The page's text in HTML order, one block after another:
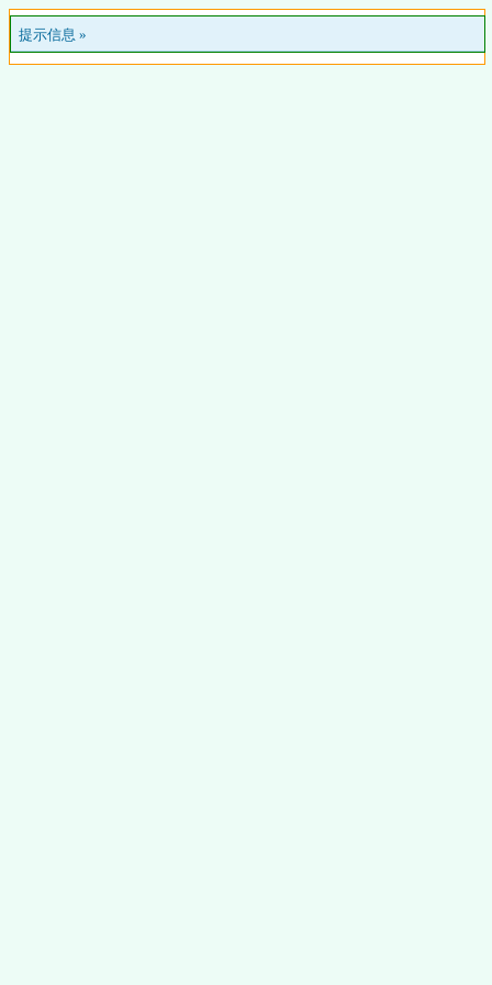
提示信息 »